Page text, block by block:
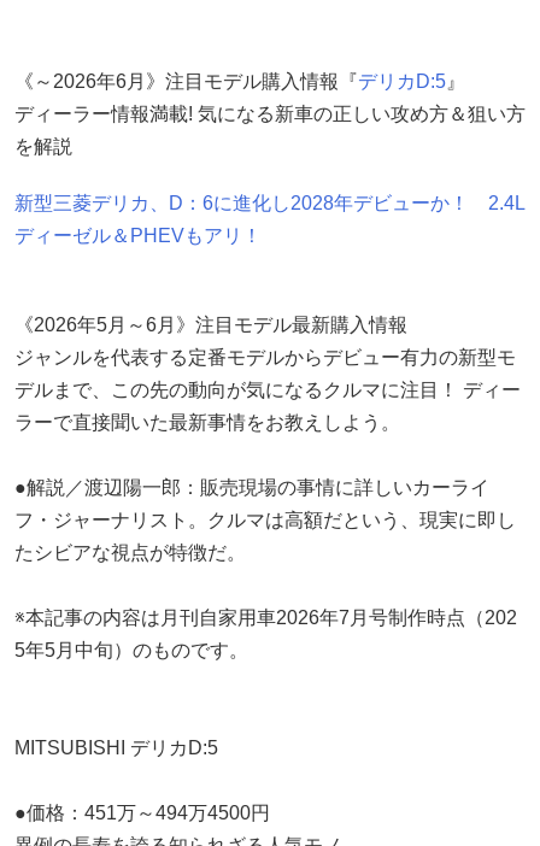
《～2026年6月》注目モデル購入情報『デリカD:5 』
ディーラー情報満載! 気になる新車の正しい攻め方＆狙い方
を解説
新型三菱デリカ、D：6に進化し2028年デビューか！ 2.4L
ディーゼル＆PHEVもアリ！
《2026年5月～6月》注目モデル最新購入情報
ジャンルを代表する定番モデルからデビュー有力の新型モ
デルまで、この先の動向が気になるクルマに注目！ ディー
ラーで直接聞いた最新事情をお教えしよう。
●解説／渡辺陽一郎：販売現場の事情に詳しいカーライ
フ・ジャーナリスト。クルマは高額だという、現実に即し
たシビアな視点が特徴だ。
※本記事の内容は月刊自家用車2026年7月号制作時点（202
5年5月中旬）のものです。
MITSUBISHI デリカD:5
●価格：451万～494万4500円